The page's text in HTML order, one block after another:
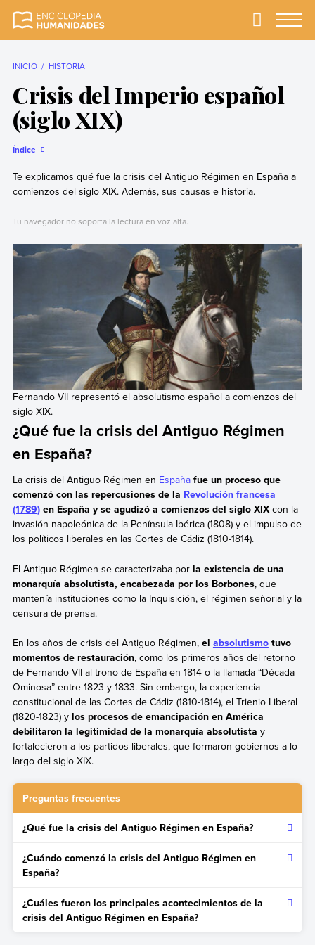
completa y más
Primary
INICIO HISTORIA
Crisis del Imperio español
(siglo XIX)
Índice
Te explicamos qué fue la crisis del Antiguo Régimen en España a
comienzos del siglo XIX. Además, sus causas e historia.
Tu navegador no soporta la lectura en voz alta.
Fernando VII representó el absolutismo español a comienzos del
siglo XIX.
¿Qué fue la crisis del Antiguo Régimen
en España?
La crisis del Antiguo Régimen en España fue un proceso que
comenzó con las repercusiones de la Revolución francesa
(1789)en España y se agudizó a comienzos del siglo XIXcon la
invasión napoleónica de la Península Ibérica (1808) y el impulso de
los políticos liberales en las Cortes de Cádiz (1810-1814).
El Antiguo Régimen se caracterizaba por la existencia de una
monarquía absolutista, encabezada por los Borbones, que
mantenía instituciones como la Inquisición, el régimen señorial y la
censura de prensa.
En los años de crisis del Antiguo Régimen, el absolutismotuvo
momentos de restauración, como los primeros años del retorno
de Fernando VII al trono de España en 1814 o la llamada “Década
Ominosa” entre 1823 y 1833. Sin embargo, la experiencia
constitucional de las Cortes de Cádiz (1810-1814), el Trienio Liberal
(1820-1823) ylos procesos de emancipación en América
debilitaron la legitimidad de la monarquía absolutista y
fortalecieron a los partidos liberales, que formaron gobiernos a lo
largo del siglo XIX.
Preguntas frecuentes
¿Qué fue la crisis del Antiguo Régimen en España?
llevó al reemplazo de la monarquía absolutista por un
régimen liberal.
¿Cuándo comenzó la crisis del Antiguo Régimen en
España?
francesa, y se profundizó a comienzos del siglo XIX.
¿Cuáles fueron los principales acontecimientos de la
crisis del Antiguo Régimen en España?